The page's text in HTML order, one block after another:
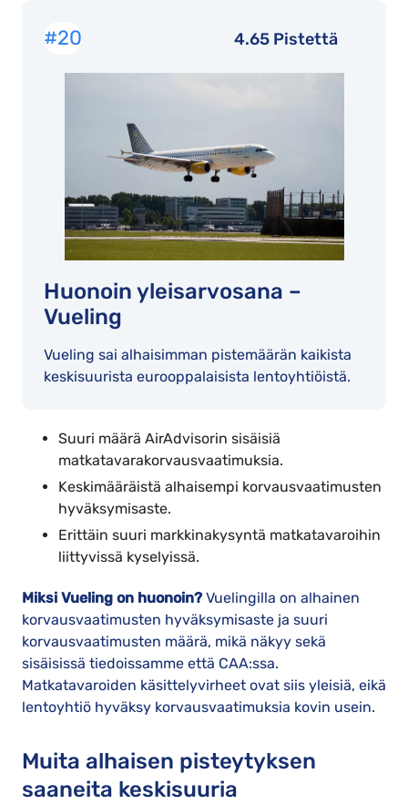
#20
Huonoin yleisarvosana –
Vueling
Vueling sai alhaisimman pistemäärän kaikista
keskisuurista eurooppalaisista lentoyhtiöistä.
4.65 Pistettä
Suuri määrä AirAdvisorin sisäisiä
matkatavarakorvausvaatimuksia.
Keskimääräistä alhaisempi korvausvaatimusten
hyväksymisaste.
Erittäin suuri markkinakysyntä matkatavaroihin
liittyvissä kyselyissä.
Miksi Vueling on huonoin? Vuelingilla on alhainen
korvausvaatimusten hyväksymisaste ja suuri
korvausvaatimusten määrä, mikä näkyy sekä
sisäisissä tiedoissamme että CAA:ssa.
Matkatavaroiden käsittelyvirheet ovat siis yleisiä, eikä
lentoyhtiö hyväksy korvausvaatimuksia kovin usein.
Muita alhaisen pisteytyksen
saaneita keskisuuria